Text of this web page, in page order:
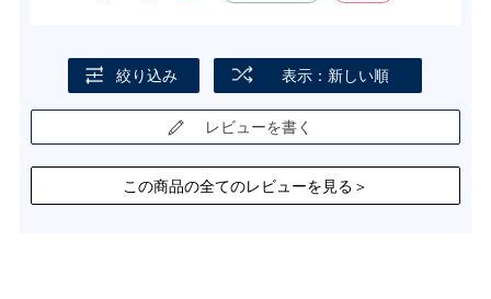
絞り込み 表示：新しい順
レビューを書く
この商品の全てのレビューを見る＞